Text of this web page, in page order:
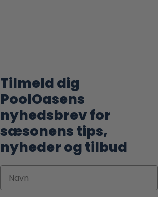
Tilmeld dig
PoolOasens
nyhedsbrev for
sæsonens tips,
nyheder og tilbud